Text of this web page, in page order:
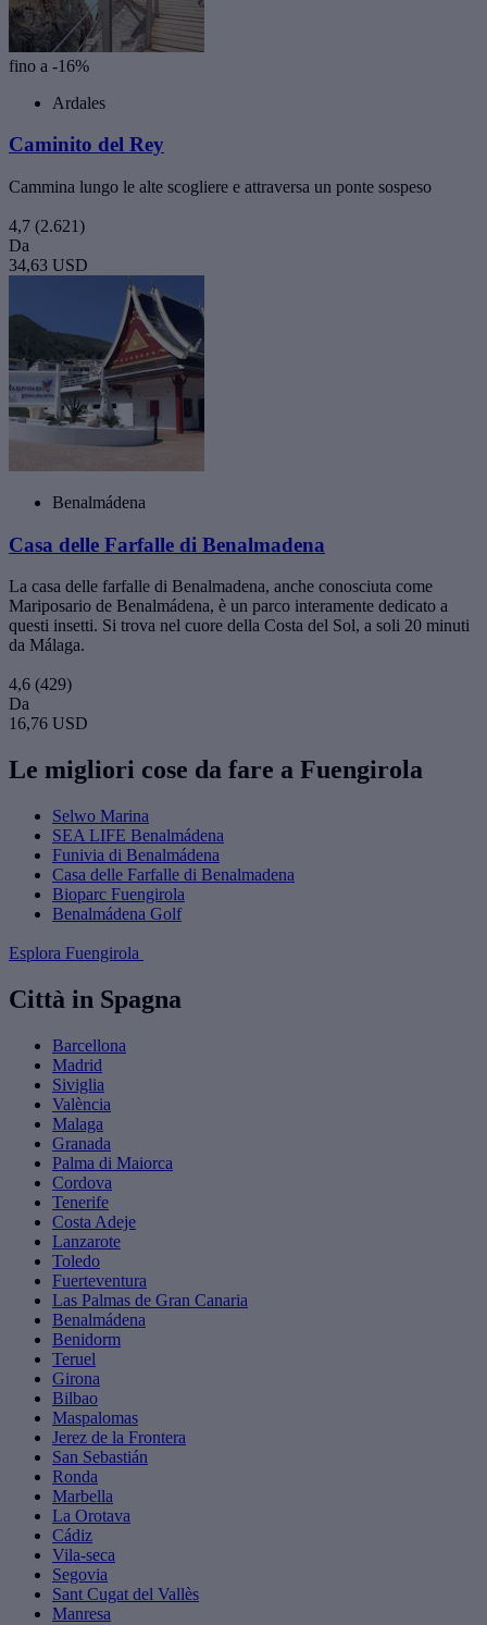
fino a -16%
Ardales
Caminito del Rey
Cammina lungo le alte scogliere e attraversa un ponte sospeso
4,7 (2.621)
Da
34,63 USD
Benalmádena
Casa delle Farfalle di Benalmadena
La casa delle farfalle di Benalmadena, anche conosciuta come
Mariposario de Benalmádena, è un parco interamente dedicato a
questi insetti. Si trova nel cuore della Costa del Sol, a soli 20 minuti
da Málaga.
4,6 (429)
Da
16,76 USD
Le migliori cose da fare a Fuengirola
Selwo Marina
SEA LIFE Benalmádena
Funivia di Benalmádena
Casa delle Farfalle di Benalmadena
Bioparc Fuengirola
Benalmádena Golf
Esplora Fuengirola
Città in Spagna
Barcellona
Madrid
Siviglia
València
Malaga
Granada
Palma di Maiorca
Cordova
Tenerife
Costa Adeje
Lanzarote
Toledo
Fuerteventura
Las Palmas de Gran Canaria
Benalmádena
Benidorm
Teruel
Girona
Bilbao
Maspalomas
Jerez de la Frontera
San Sebastián
Ronda
Marbella
La Orotava
Cádiz
Vila-seca
Segovia
Sant Cugat del Vallès
Manresa